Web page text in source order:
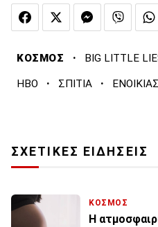
ΚΟΣΜΟΣ · BIG LITTLE
HBO · ΣΠΙΤΙΑ ·
ΣΧΕΤΙΚΕΣ ΕΙΔΗΣΕΙΣ
ΚΟΣΜΟΣ
Η